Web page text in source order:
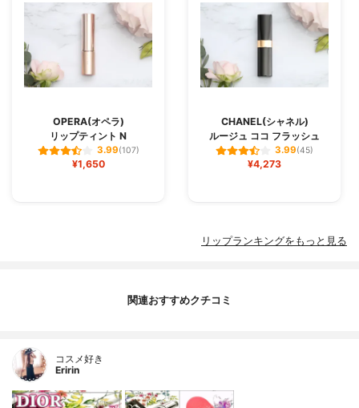
OPERA(オペラ)
リップティント N
3.99(107)
¥1,650
CHANEL(シャネル)
ルージュ ココ フラッシュ
3.99(45)
¥4,273
リップランキングをもっと見る
関連おすすめクチコミ
コスメ好き
Eririn